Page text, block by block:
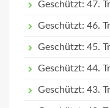
Geschützt: 47.
Geschützt: 46.
Geschützt: 45.
Geschützt: 44.
Geschützt: 43.